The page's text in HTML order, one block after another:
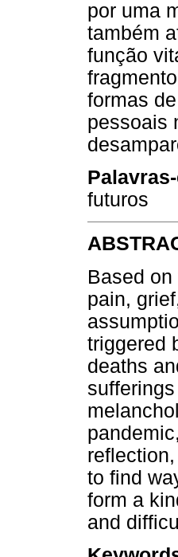
por uma
também
função
formas
pessoais
futuros
Based
pain,
triggered
deaths
to find
form a
and